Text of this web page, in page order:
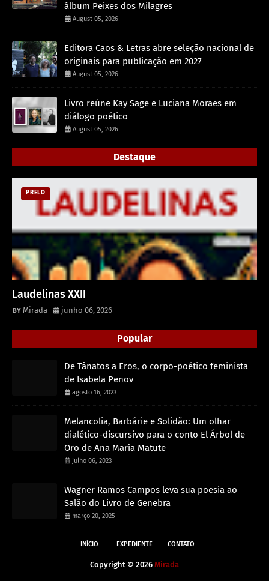
álbum Peixes dos Milagres
August 05, 2026
Editora Caos & Letras abre seleção nacional de
originais para publicação em 2027
August 05, 2026
Livro reúne Kay Sage e Luciana Moraes em
diálogo poético
August 05, 2026
Destaque
PRELO
Laudelinas XXII
Mirada junho 06, 2026
Popular
De Tânatos a Eros, o corpo-poético feminista
de Isabela Penov
agosto 16, 2023
Melancolia, Barbárie e Solidão: Um olhar
dialético-discursivo para o conto El Árbol de
Oro de Ana María Matute
julho 06, 2023
Wagner Ramos Campos leva sua poesia ao
Salão do Livro de Genebra
março 20, 2025
INÍCIO EXPEDIENTE CONTATO
Copyright © 2026 Mirada